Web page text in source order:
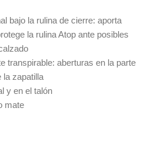
bajo la rulina de cierre: aporta
la rulina Atop ante posibles
transpirable: aberturas en la parte
la zapatilla
y en el talón
mate